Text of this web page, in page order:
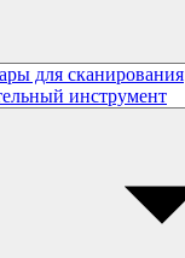
для сканирования
инструмент